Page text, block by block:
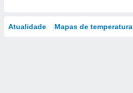
Atualidade Mapas de temperatura